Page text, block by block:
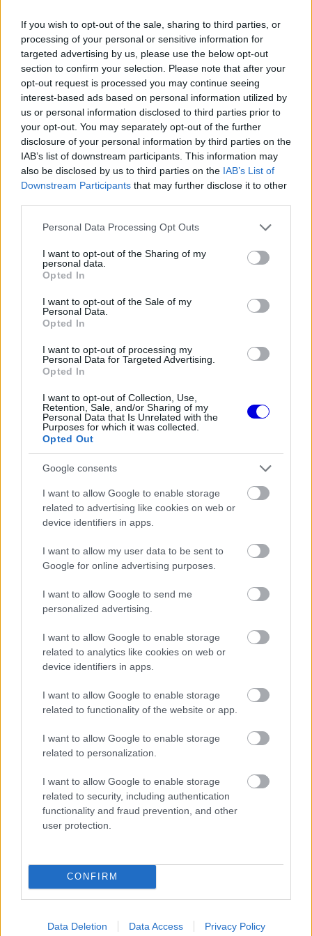
If you wish to opt-out of the sale, sharing to third parties, or
processing of your personal or sensitive information for
targeted advertising by us, please use the below opt-out
section to confirm your selection. Please note that after your
opt-out request is processed you may continue seeing
interest-based ads based on personal information utilized by
us or personal information disclosed to third parties prior to
your opt-out. You may separately opt-out of the further
disclosure of your personal information by third parties on the
IAB’s list of downstream participants. This information may
also be disclosed by us to third parties on the IAB’s List of
Downstream Participants that may further disclose it to other
Please note that this website/app uses one or more Google
not limited to your visit or usage behaviour. You may click to
grant or deny consent to Google and its third-party tags to
use your data for below specified purposes in below Google
consent section.
Personal Data Processing Opt Outs
I want to opt-out of the Sharing of my
personal data.
Opted In
I want to opt-out of the Sale of my
Personal Data.
Opted In
I want to opt-out of processing my
Personal Data for Targeted Advertising.
Opted In
I want to opt-out of Collection, Use,
Retention, Sale, and/or Sharing of my
Personal Data that Is Unrelated with the
Purposes for which it was collected.
Opted Out
Google consents
I want to allow Google to enable storage
related to advertising like cookies on web or
device identifiers in apps.
I want to allow my user data to be sent to
Google for online advertising purposes.
I want to allow Google to send me
personalized advertising.
I want to allow Google to enable storage
related to analytics like cookies on web or
device identifiers in apps.
I want to allow Google to enable storage
related to functionality of the website or app.
I want to allow Google to enable storage
related to personalization.
I want to allow Google to enable storage
related to security, including authentication
functionality and fraud prevention, and other
user protection.
CONFIRM
Data Deletion Data Access Privacy Policy
már élesben is versenyezni fog egy GT3-as
autóval, méghozzá a méltán híres Nordschleifén.
A négyszeres bajnok két héttel korábban is ott
volt a német aszfaltcsíkon, hogy megszerezze a
legmagasabb kategóriában való induláshoz
szükséges licencet. Ezt akkor egy visszafojtott
GT4-es Porschéval kellett megtennie, de mivel
többé-kevésbé teljesítette a szükséges
feltételeket, ezért megkapta a versenyzői
engedélyét.
Video
Player
is
This
modal
window.
The media could not be loaded, either because
the server or network failed or because the format
Red Bullsztárja nem meglepő módon a svájci
Emil Frey Racinggel áll majd rajthoz a négyórás
viadalon, ahol csapattársával, Chris Lulhammel
legtöbben arra számítanak, hogy Verstappenék
FORMA-1
fejlesztésekről és a Honda
motorról
FORMA-1
azt hitte, hogy minden rendben
van
szombati futam is vár a mezőnyre